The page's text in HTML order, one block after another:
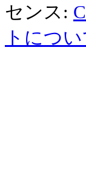
センス:
トについ